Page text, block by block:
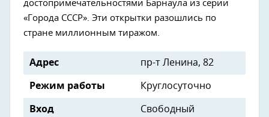
достопримечательностями Барнаула из серии
«Города СССР». Эти открытки разошлись по
стране миллионным тиражом.
Адрес пр-т Ленина, 82
Режим работы Круглосуточно
Вход Свободный